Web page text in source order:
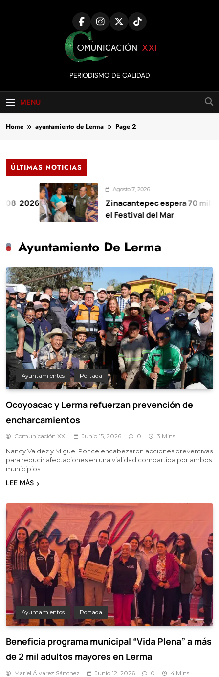
Comunicación
XXI
PERIODISMO DE CALIDAD
MENU
Home ayuntamiento de Lerma Page 2
ÚLTIMAS NOTICIAS
Agosto 7, 2026
Zinacantepec espera 70 mil visitantes
el Festival del Mar
Ayuntamiento De Lerma
Ayuntamientos Portada
Ocoyoacac y Lerma refuerzan prevención de
encharcamientos
Comunicación XXI Junio 15, 2026 0 3 Mins
Nancy Valdez y Miguel Ponce encabezaron acciones preventivas
para reducir afectaciones en una vialidad compartida por ambos
municipios.
LEE MÁS
Ayuntamientos Portada
Beneficia programa municipal “Vida Plena” a más
de 2 mil adultos mayores en Lerma
Mariel Álvarez Sánchez Junio 12, 2026 0 4 Mins